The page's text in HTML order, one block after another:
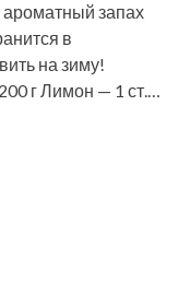
ароматный запах
в
на зиму!
г Лимон — 1 ст.…